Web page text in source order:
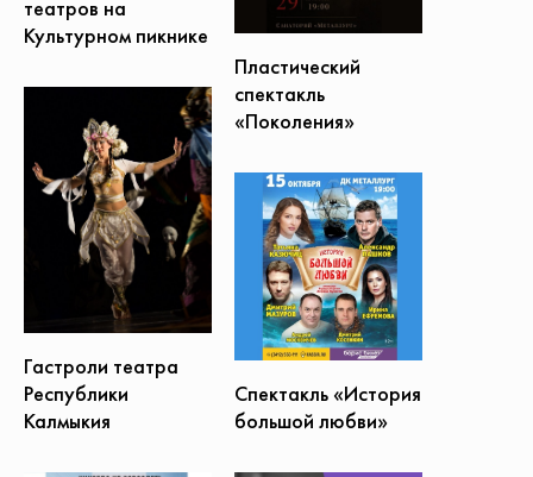
театров на
Культурном пикнике
Пластический
спектакль
«Поколения»
Гастроли театра
Республики
Калмыкия
Спектакль «История
большой любви»